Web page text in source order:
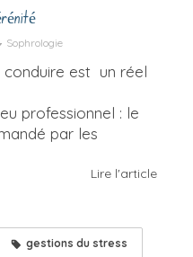
Sophrologie
conduire est un réel
professionnel : le
par les
Lire l'article
gestions du stress